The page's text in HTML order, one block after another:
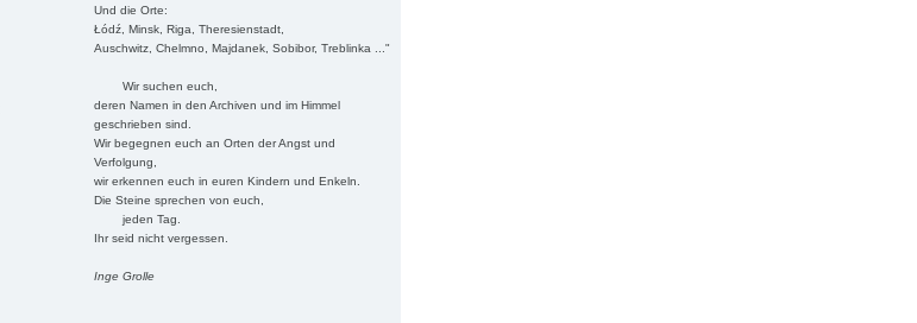
Und die Orte:
Łódź, Minsk, Riga, Theresienstadt,
Auschwitz, Chelmno, Majdanek, Sobibor, Treblinka ..."
Wir suchen euch,
deren Namen in den Archiven und im Himmel
geschrieben sind.
Wir begegnen euch an Orten der Angst und
Verfolgung,
wir erkennen euch in euren Kindern und Enkeln.
Die Steine sprechen von euch,
jeden Tag.
Ihr seid nicht vergessen.
Inge Grolle